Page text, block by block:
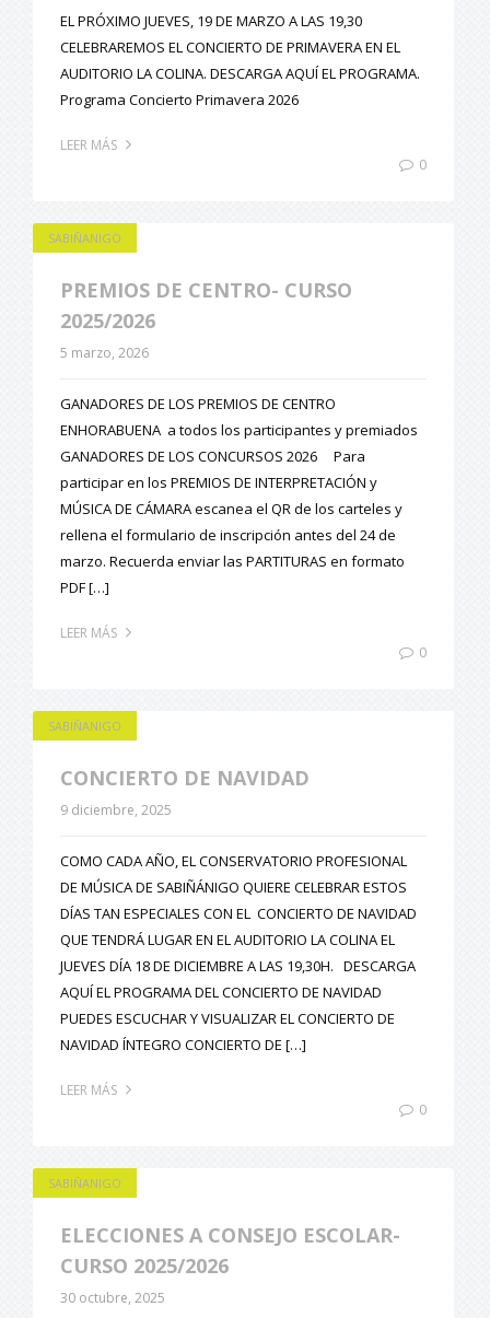
EL PRÓXIMO JUEVES, 19 DE MARZO A LAS 19,30
CELEBRAREMOS EL CONCIERTO DE PRIMAVERA EN EL
AUDITORIO LA COLINA. DESCARGA AQUÍ EL PROGRAMA.
Programa Concierto Primavera 2026
LEER MÁS
0
SABIÑANIGO
PREMIOS DE CENTRO- CURSO
2025/2026
5 marzo, 2026
GANADORES DE LOS PREMIOS DE CENTRO
ENHORABUENA a todos los participantes y premiados
GANADORES DE LOS CONCURSOS 2026 Para
participar en los PREMIOS DE INTERPRETACIÓN y
MÚSICA DE CÁMARA escanea el QR de los carteles y
rellena el formulario de inscripción antes del 24 de
marzo. Recuerda enviar las PARTITURAS en formato
PDF […]
LEER MÁS
0
SABIÑANIGO
CONCIERTO DE NAVIDAD
9 diciembre, 2025
COMO CADA AÑO, EL CONSERVATORIO PROFESIONAL
DE MÚSICA DE SABIÑÁNIGO QUIERE CELEBRAR ESTOS
DÍAS TAN ESPECIALES CON EL CONCIERTO DE NAVIDAD
QUE TENDRÁ LUGAR EN EL AUDITORIO LA COLINA EL
JUEVES DÍA 18 DE DICIEMBRE A LAS 19,30H. DESCARGA
AQUÍ EL PROGRAMA DEL CONCIERTO DE NAVIDAD
PUEDES ESCUCHAR Y VISUALIZAR EL CONCIERTO DE
NAVIDAD ÍNTEGRO CONCIERTO DE […]
LEER MÁS
0
SABIÑANIGO
ELECCIONES A CONSEJO ESCOLAR-
CURSO 2025/2026
30 octubre, 2025